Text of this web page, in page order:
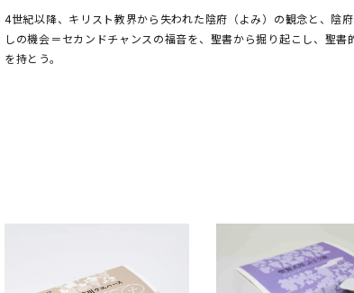
4世紀以降、キリスト教界から失われた陰府（よみ）の観念と、陰
しの機会＝セカンドチャンスの福音を、聖書から掘り起こし、聖書
を持とう。